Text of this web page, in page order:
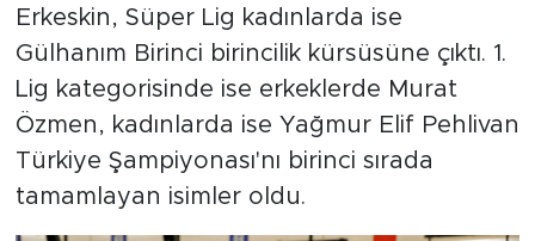
Erkeskin, Süper Lig kadınlarda ise
Gülhanım Birinci birincilik kürsüsüne çıktı. 1.
Lig kategorisinde ise erkeklerde Murat
Özmen, kadınlarda ise Yağmur Elif Pehlivan
Türkiye Şampiyonası'nı birinci sırada
tamamlayan isimler oldu.